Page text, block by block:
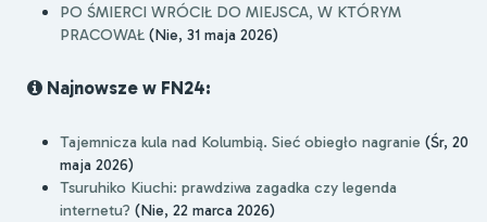
PO ŚMIERCI WRÓCIŁ DO MIEJSCA, W KTÓRYM
PRACOWAŁ (Nie, 31 maja 2026)
Najnowsze w FN24:
Tajemnicza kula nad Kolumbią. Sieć obiegło nagranie (Śr, 20
maja 2026)
Tsuruhiko Kiuchi: prawdziwa zagadka czy legenda
internetu? (Nie, 22 marca 2026)